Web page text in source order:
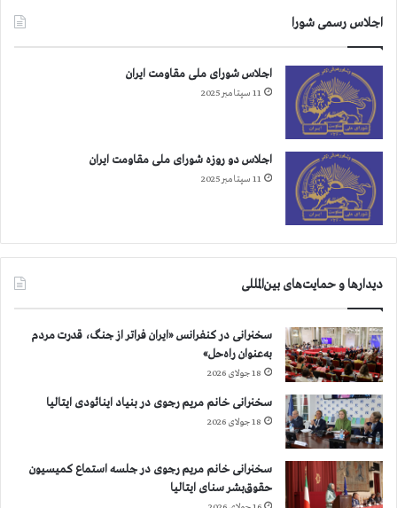
اجلاس رسمی شورا
اجلاس شورای ملی مقاومت ایران
11 سپتامبر 2025
اجلاس دو روزه شورای ملی مقاومت ایران
11 سپتامبر 2025
دیدارها و حمایت‌های بین‌المللی
سخنرانی در کنفرانس «ایران فراتر از جنگ، قدرت مردم
به‌عنوان راه‌حل»
18 جولای 2026
سخنرانی خانم مریم رجوی در بنیاد اینائودی ایتالیا
18 جولای 2026
سخنرانی خانم مریم رجوی در جلسه استماع کمیسیون
حقوق‌بشر سنای ایتالیا